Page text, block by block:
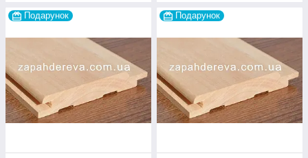
Подарунок Подарунок